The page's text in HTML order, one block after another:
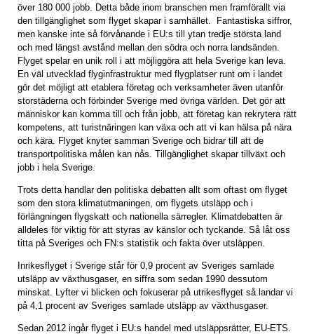
över 180 000 jobb. Detta både inom branschen men framförallt via
den tillgänglighet som flyget skapar i samhället. Fantastiska siffror,
men kanske inte så förvånande i EU:s till ytan tredje största land
och med längst avstånd mellan den södra och norra landsänden.
Flyget spelar en unik roll i att möjliggöra att hela Sverige kan leva.
En väl utvecklad flyginfrastruktur med flygplatser runt om i landet
gör det möjligt att etablera företag och verksamheter även utanför
storstäderna och förbinder Sverige med övriga världen. Det gör att
människor kan komma till och från jobb, att företag kan rekrytera rätt
kompetens, att turistnäringen kan växa och att vi kan hälsa på nära
och kära. Flyget knyter samman Sverige och bidrar till att de
transportpolitiska målen kan nås. Tillgänglighet skapar tillväxt och
jobb i hela Sverige.
Trots detta handlar den politiska debatten allt som oftast om flyget
som den stora klimatutmaningen, om flygets utsläpp och i
förlängningen flygskatt och nationella särregler. Klimatdebatten är
alldeles för viktig för att styras av känslor och tyckande. Så låt oss
titta på Sveriges och FN:s statistik och fakta över utsläppen.
Inrikesflyget i Sverige står för 0,9 procent av Sveriges samlade
utsläpp av växthusgaser, en siffra som sedan 1990 dessutom
minskat. Lyfter vi blicken och fokuserar på utrikesflyget så landar vi
på 4,1 procent av Sveriges samlade utsläpp av växthusgaser.
Sedan 2012 ingår flyget i EU:s handel med utsläppsrätter, EU-ETS.